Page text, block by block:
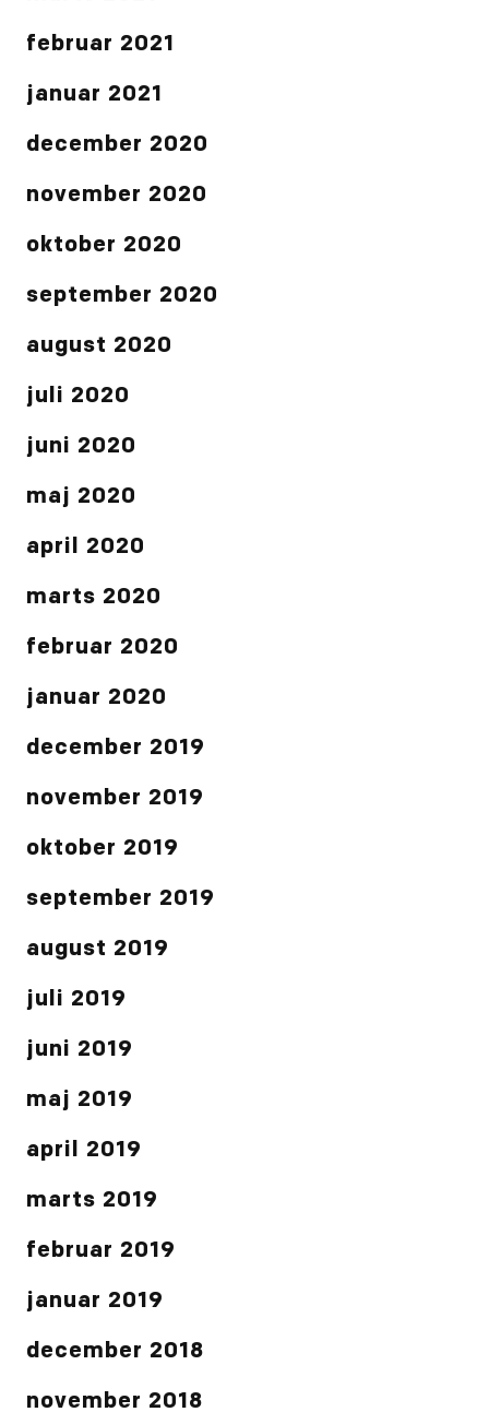
februar 2021
januar 2021
december 2020
november 2020
oktober 2020
september 2020
august 2020
juli 2020
juni 2020
maj 2020
april 2020
marts 2020
februar 2020
januar 2020
december 2019
november 2019
oktober 2019
september 2019
august 2019
juli 2019
juni 2019
maj 2019
april 2019
marts 2019
februar 2019
januar 2019
december 2018
november 2018